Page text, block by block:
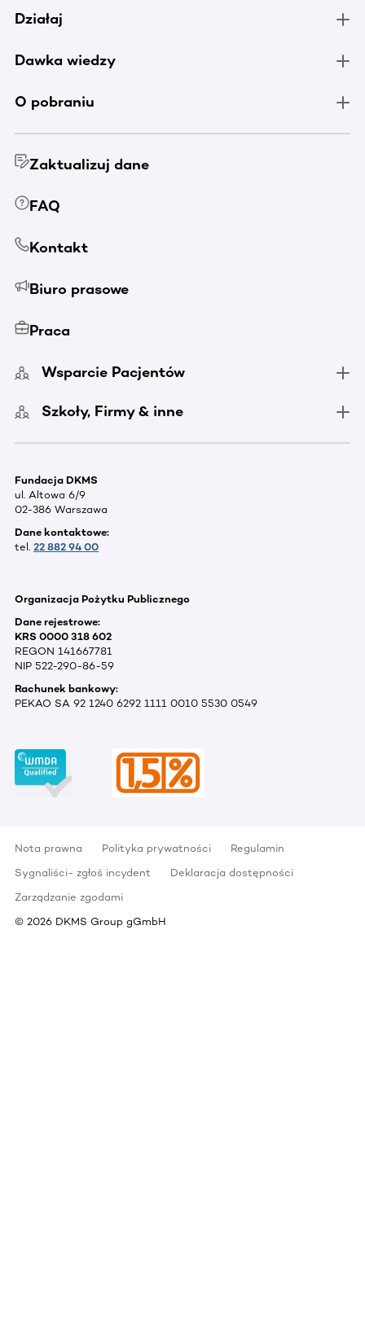
Działaj
Dawka wiedzy
O pobraniu
Zaktualizuj dane
FAQ
Kontakt
Biuro prasowe
Praca
Wsparcie Pacjentów
Szkoły, Firmy & inne
Fundacja DKMS
ul. Altowa 6/9
02-386 Warszawa
Dane kontaktowe:
tel. 22 882 94 00
Organizacja Pożytku Publicznego
Dane rejestrowe:
KRS 0000 318 602
REGON 141667781
NIP 522-290-86-59
Rachunek bankowy:
PEKAO SA 92 1240 6292 1111 0010 5530 0549
Nota prawna Polityka prywatności
Regulamin
Sygnaliści- zgłoś incydent
Deklaracja dostępności
Zarządzanie zgodami
© 2026 DKMS Group gGmbH